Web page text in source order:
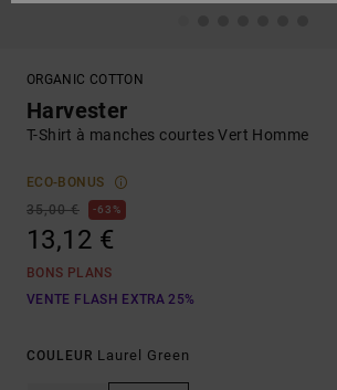
ORGANIC COTTON
Harvester
T-Shirt à manches courtes Vert Homme
ECO-BONUS
35,00 €
63%
13,12 €
BONS PLANS
VENTE FLASH EXTRA 25%
COULEUR Laurel Green